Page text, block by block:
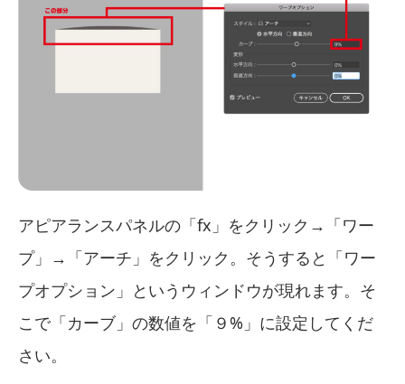
アピアランスパネルの「fx」をクリック→「ワー
プ」→「アーチ」をクリック。そうすると「ワー
プオプション」というウィンドウが現れます。そ
こで「カーブ」の数値を「９%」に設定してくだ
さい。